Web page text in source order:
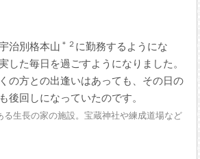
治別格本山 ＊２ に勤務するようにな
した毎日を過ごすようになりました。
の方との出逢いはあっても、その日の
後回しになっていたのです。
生長の家の施設。宝蔵神社や練成道場など